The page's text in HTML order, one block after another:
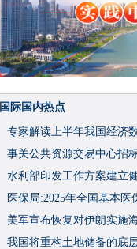
国际国内热点
专家解读上半年我国经济
事关公共资源交易中心招
水利部印发工作方案建立
度
医保局:2025年全国基本医
美军宣布恢复对伊朗实施
我国将重构土地储备的底